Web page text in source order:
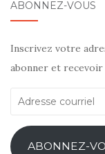
ABONNEZ-VOUS
Inscrivez votre
abonner et recevoir
Adresse
ABONNEZ-